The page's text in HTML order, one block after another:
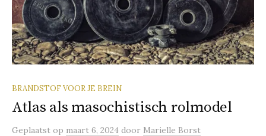
BRANDSTOF VOOR JE BREIN
Atlas als masochistisch rolmodel
Geplaatst op maart 6, 2024 door Marielle Borst